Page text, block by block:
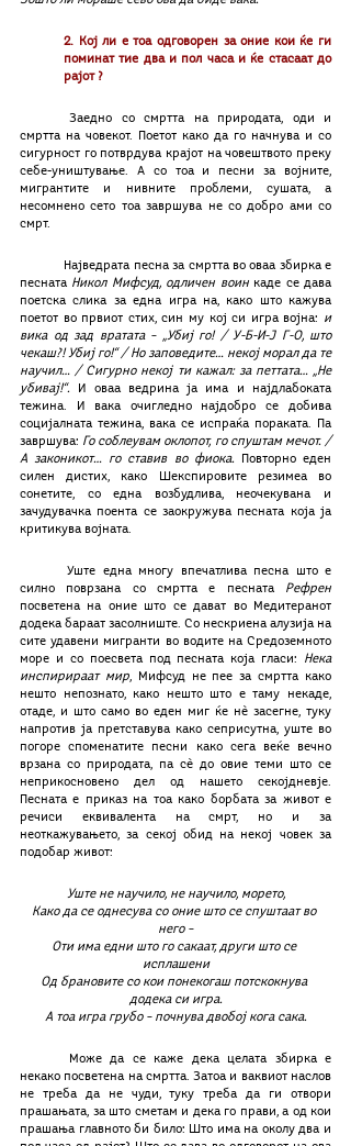
2. Кој ли е тоа одговорен за оние кои ќе ги
поминат тие два и пол часа и ќе стасаат до
рајот ?
	Заедно со смртта на природата, оди и
смртта на човекот. Поетот како да го начнува и со
сигурност го потврдува крајот на човештвото преку
себе-уништување. А со тоа и песни за војните,
мигрантите и нивните проблеми, сушата, а
несомнено сето тоа завршува не со добро ами со
смрт.
песната Никол Мифсуд, одличен воин каде се дава
поетска слика за една игра на, како што кажува
поетот во првиот стих, син му кој си игра војна: и
вика од зад вратата – „Убиј го! / У-Б-И-Ј Г-О, што
чекаш?! Убиј го!“ / Но заповедите… некој морал да те
научил… / Сигурно некој ти кажал: за петтата… „Не
убивај!“. И оваа ведрина ја има и најдлабоката
тежина. И вака очигледно најдобро се добива
социјалната тежина, вака се испраќа пораката. Па
завршува: Го соблеувам оклопот, го спуштам мечот. /
А законикот… го ставив во фиока.
Повторно еден
силен дистих, како Шекспировите резимеа во
сонетите, со една возбудлива, неочекувана и
зачудувачка поента се заокружува песната која ја
критикува војната.
	Уште една многу впечатлива песна што е
силно поврзана со смртта е песната
посветена на оние што се дават во Медитеранот
додека бараат засолниште. Со нескриена алузија на
сите удавени мигранти во водите на Средоземното
море и со поесвета под песната која гласи: Нека
инспирираат мир, Мифсуд не пее за смртта како
нешто непознато, како нешто што е таму некаде,
отаде, и што само во еден миг ќе нѐ засегне, туку
напротив ја претставува како сеприсутна, уште во
погоре споменатите песни како сега веќе вечно
врзана со природата, па сѐ до овие теми што се
неприкосновено дел од нашето секојдневје.
Песната е приказ на тоа како борбата за живот е
речиси еквивалента на смрт, но и за
неоткажувањето, за секој обид на некој човек за
подобар живот:
Уште не научило, не научило, морето,
Како да се однесува со оние што се спуштаат во
него –
Оти има едни што го сакаат, други што се
исплашени
Од брановите со кои понекогаш потскокнува
додека си игра.
А тоа игра грубо – почнува двобој кога сака.
некако посветена на смртта. Затоа и ваквиот наслов
не треба да не чуди, туку треба да ги отвори
прашањата, за што сметам и дека го прави, а од кои
прашања главното би било: Што има на околу два и